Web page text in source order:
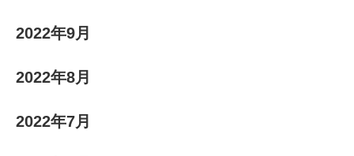
2022年9月
2022年8月
2022年7月